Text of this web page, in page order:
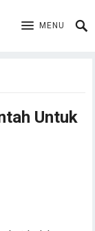
MENU
Untuk